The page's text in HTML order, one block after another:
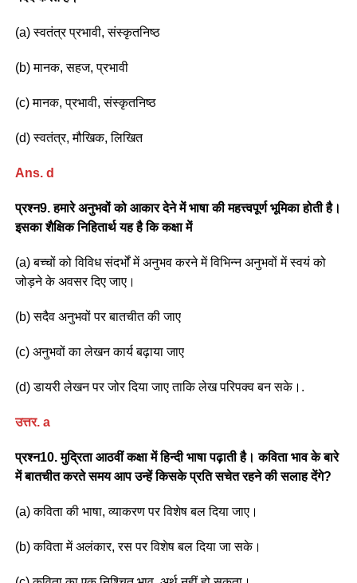
(a) स्वतंत्र प्रभावी, संस्कृतनिष्ठ
(b) मानक, सहज, प्रभावी
(c) मानक, प्रभावी, संस्कृतनिष्ठ
(d) स्वतंत्र, मौखिक, लिखित
Ans. d
प्रश्न9. हमारे अनुभवों को आकार देने में भाषा की महत्त्वपूर्ण भूमिका होती है।
इसका शैक्षिक निहितार्थ यह है कि कक्षा में
(a) बच्चों को विविध संदर्भों में अनुभव करने में विभिन्न अनुभवों में स्वयं को
जोड़ने के अवसर दिए जाए।
(b) सदैव अनुभवों पर बातचीत की जाए
(c) अनुभवों का लेखन कार्य बढ़ाया जाए
(d) डायरी लेखन पर जोर दिया जाए ताकि लेख परिपक्व बन सके।.
उत्तर. a
प्रश्न10. मुद्रिता आठवीं कक्षा में हिन्दी भाषा पढ़ाती है। कविता भाव के बारे
में बातचीत करते समय आप उन्हें किसके प्रति सचेत रहने की सलाह देंगे?
(a) कविता की भाषा, व्याकरण पर विशेष बल दिया जाए।
(b) कविता में अलंकार, रस पर विशेष बल दिया जा सके।